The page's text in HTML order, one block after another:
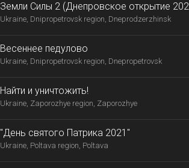
Земли Силы 2 (Днепровское открытие
Ukraine, Dnipropetrovsk region, Dneprodzerzhinsk
Весеннее педулово
Ukraine, Dnipropetrovsk region, Dnepropetrovsk
Найти и уничтожить!
Ukraine, Zaporozhye region, Zaporozhye
"День святого Патрика 2021"
Ukraine, Poltava region, Poltava